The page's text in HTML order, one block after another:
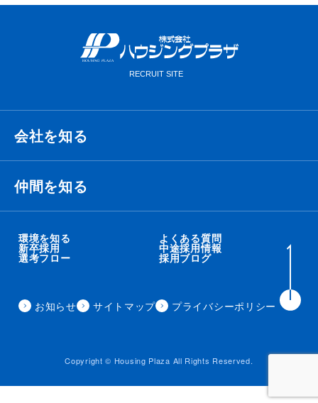
会社を知る
経営理念・ビジョン・ミッション
職種紹介
事業内容
仲間を知る
衛藤 侑也
住田 秀昭
クロストーク
環境を知る よくある質問
新卒採用 中途採用情報
選考フロー 採用ブログ
お知らせ サイトマップ プライバシーポリシー
Copyright © Housing Plaza All Rights Reserved.